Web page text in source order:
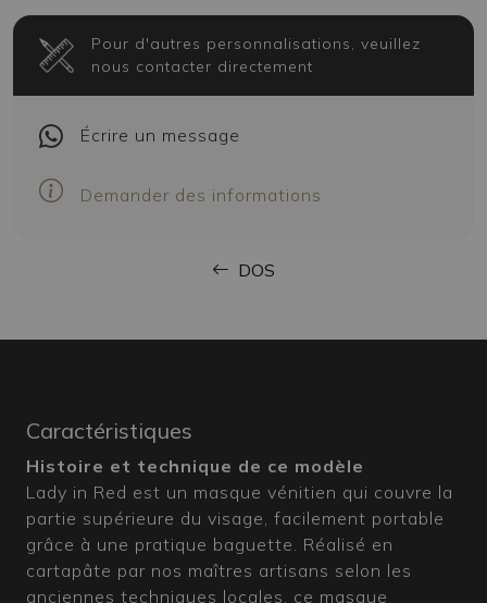
Pour d'autres personnalisations, veuillez
nous contacter directement
Écrire un message
Demander des informations
DOS
Caractéristiques
Histoire et technique de ce modèle
Lady in Red est un masque vénitien qui couvre la
partie supérieure du visage, facilement portable
grâce à une pratique baguette. Réalisé en
cartapâte par nos maîtres artisans selon les
anciennes techniques locales, ce masque